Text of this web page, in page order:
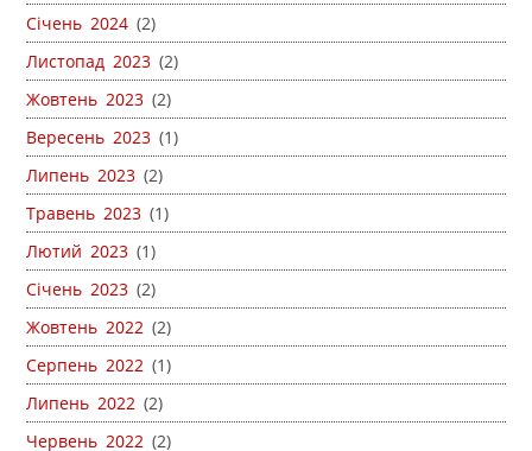
Січень 2024 (2)
Листопад 2023 (2)
Жовтень 2023 (2)
Вересень 2023 (1)
Липень 2023 (2)
Травень 2023 (1)
Лютий 2023 (1)
Січень 2023 (2)
Жовтень 2022 (2)
Серпень 2022 (1)
Липень 2022 (2)
Червень 2022 (2)